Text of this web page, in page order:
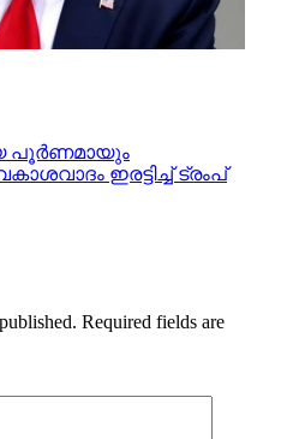
പൂര്‍ണമായും
ഇരട്ടിച്ച് ട്രംപ്
Required fields are